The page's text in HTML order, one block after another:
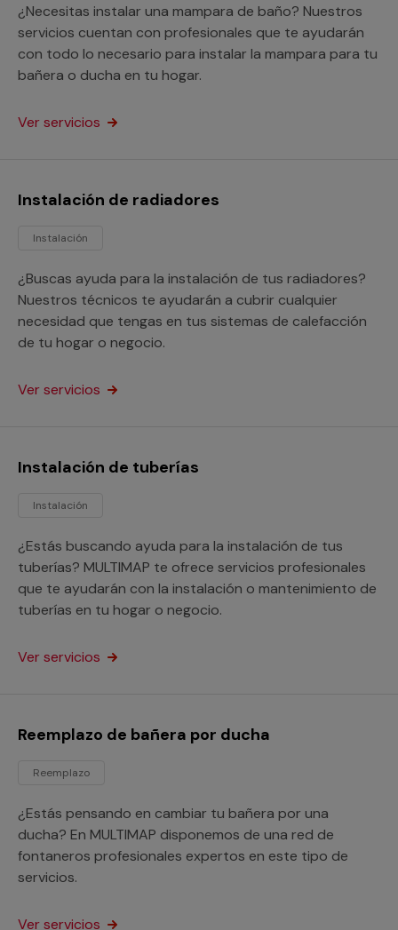
¿Necesitas instalar una mampara de baño? Nuestros
servicios cuentan con profesionales que te ayudarán
con todo lo necesario para instalar la mampara para tu
bañera o ducha en tu hogar.
Ver servicios
Instalación de radiadores
Instalación
¿Buscas ayuda para la instalación de tus radiadores?
Nuestros técnicos te ayudarán a cubrir cualquier
necesidad que tengas en tus sistemas de calefacción
de tu hogar o negocio.
Ver servicios
Instalación de tuberías
Instalación
¿Estás buscando ayuda para la instalación de tus
tuberías? MULTIMAP te ofrece servicios profesionales
que te ayudarán con la instalación o mantenimiento de
tuberías en tu hogar o negocio.
Ver servicios
Reemplazo de bañera por ducha
Reemplazo
¿Estás pensando en cambiar tu bañera por una
ducha? En MULTIMAP disponemos de una red de
fontaneros profesionales expertos en este tipo de
servicios.
Ver servicios